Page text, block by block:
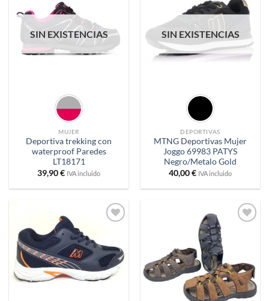
SIN EXISTENCIAS
MUJER
Deportiva trekking con
waterproof Paredes
LT18171
39,90€ IVA incluido
a
deseos
SIN EXISTENCIAS
DEPORTIVAS
MTNG Deportivas Mujer
Joggo 69983 PATYS
Negro/Metalo Gold
40,00€ IVA incluido
deseos